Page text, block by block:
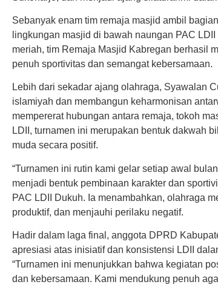
Sebanyak enam tim remaja masjid ambil
lingkungan masjid di bawah naungan PAC
meriah, tim Remaja Masjid Kabregan berhasil
penuh sportivitas dan semangat kebersamaan.
Lebih dari sekadar ajang olahraga, Syawalan
islamiyah dan membangun keharmonisan
mempererat hubungan antara remaja, tokoh
LDII, turnamen ini merupakan bentuk dakwah
muda secara positif.
“Turnamen ini rutin kami gelar setiap awal
menjadi bentuk pembinaan karakter dan
PAC LDII Dukuh. Ia menambahkan, olahraga
produktif, dan menjauhi perilaku negatif.
Hadir dalam laga final, anggota DPRD
apresiasi atas inisiatif dan konsistensi LDII
“Turnamen ini menunjukkan bahwa kegiatan
dan kebersamaan. Kami mendukung penuh